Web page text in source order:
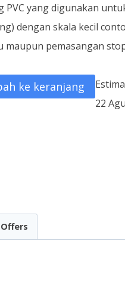
PVC yang digunakan
dengan skala kecil
maupun pemasangan
ke keranjang
22